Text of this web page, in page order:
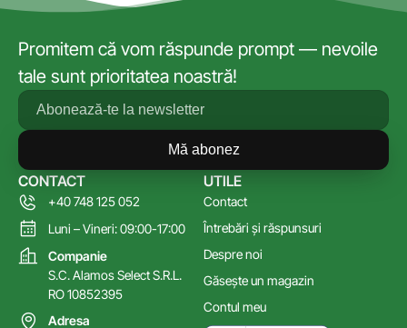
Promitem că vom răspunde prompt — nevoile
tale sunt prioritatea noastră!
Mă abonez
UTILE
Contact
Întrebări și răspunsuri
Despre noi
Găsește un magazin
Contul meu
CONTACT
+40 748 125 052
Luni – Vineri: 09:00-17:00
Companie
S.C. Alamos Select S.R.L.
RO 10852395
Adresa